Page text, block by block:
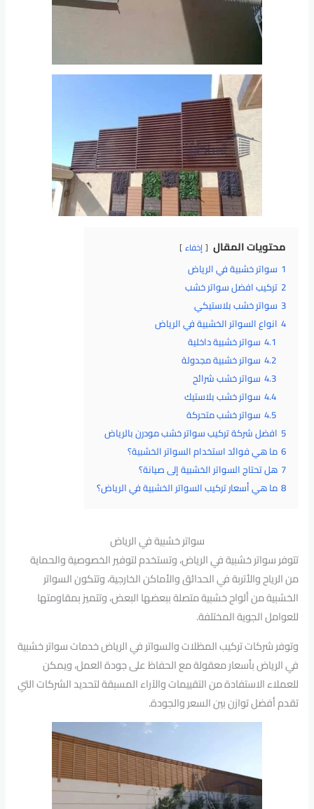
محتويات المقال إخفاء
1 سواتر خشبية في الرياض
2 تركيب افضل سواتر خشب
3 سواتر خشب بلاستيكي
4 انواع السواتر الخشبية في الرياض
4.1 سواتر خشبية داخلية
4.2 سواتر خشبية مجدولة
4.3 سواتر خشب شرائح
4.4 سواتر خشب بلاستيك
4.5 سواتر خشب متحركة
5 افضل شركة تركيب سواتر خشب مودرن بالرياض
6 ما هي فوائد استخدام السواتر الخشبية؟
7 هل تحتاج السواتر الخشبية إلى صيانة؟
8 ما هي أسعار تركيب السواتر الخشبية في الرياض؟
سواتر خشبية في الرياض
تتوفر سواتر خشبية في الرياض، وتستخدم لتوفير الخصوصية والحماية
من الرياح والأتربة في الحدائق والأماكن الخارجية، وتتكون السواتر
الخشبية من ألواح خشبية متصلة ببعضها البعض، وتتميز بمقاومتها
للعوامل الجوية المختلفة.
وتوفر شركات تركيب المظلات والسواتر في الرياض خدمات سواتر خشبية
في الرياض بأسعار معقولة مع الحفاظ على جودة العمل، ويمكن
للعملاء الاستفادة من التقييمات والآراء المسبقة لتحديد الشركات التي
تقدم أفضل توازن بين السعر والجودة.